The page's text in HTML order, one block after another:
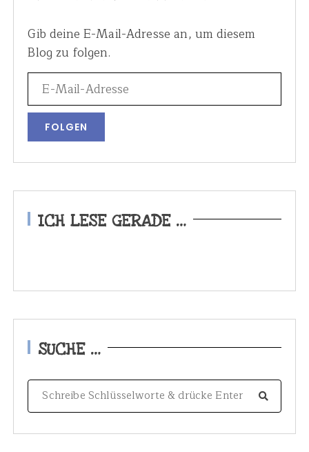
Gib deine E-Mail-Adresse an, um diesem
Blog zu folgen.
ICH LESE GERADE …
SUCHE …
S
e